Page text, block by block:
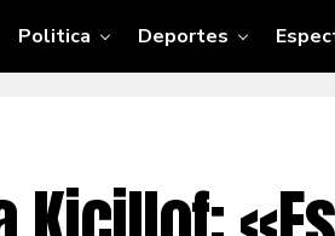
Politica Deportes